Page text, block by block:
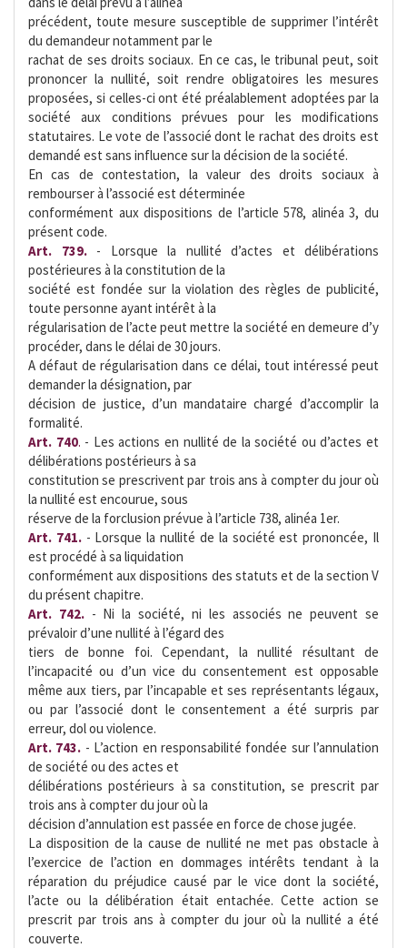
précédent, toute mesure susceptible de supprimer l’intérêt
du demandeur notamment par le
rachat de ses droits sociaux. En ce cas, le tribunal peut, soit
prononcer la nullité, soit rendre obligatoires les mesures
proposées, si celles-ci ont été préalablement adoptées par la
société aux conditions prévues pour les modifications
statutaires. Le vote de l’associé dont le rachat des droits est
demandé est sans influence sur la décision de la société.
En cas de contestation, la valeur des droits sociaux à
rembourser à l’associé est déterminée
conformément aux dispositions de l’article 578, alinéa 3, du
présent code.
Art. 739.- Lorsque la nullité d’actes et délibérations
postérieures à la constitution de la
société est fondée sur la violation des règles de publicité,
toute personne ayant intérêt à la
régularisation de l’acte peut mettre la société en demeure d’y
procéder, dans le délai de 30 jours.
A défaut de régularisation dans ce délai, tout intéressé peut
demander la désignation, par
décision de justice, d’un mandataire chargé d’accomplir la
formalité.
Art. 740. - Les actions en nullité de la société ou d’actes et
délibérations postérieurs à sa
constitution se prescrivent par trois ans à compter du jour où
la nullité est encourue, sous
réserve de la forclusion prévue à l’article 738, alinéa 1er.
Art. 741.- Lorsque la nullité de la société est prononcée, Il
est procédé à sa liquidation
conformément aux dispositions des statuts et de la section V
du présent chapitre.
Art. 742.- Ni la société, ni les associés ne peuvent se
prévaloir d’une nullité à l’égard des
tiers de bonne foi. Cependant, la nullité résultant de
l’incapacité ou d’un vice du consentement est opposable
même aux tiers, par l’incapable et ses représentants légaux,
ou par l’associé dont le consentement a été surpris par
erreur, dol ou violence.
Art. 743. - L’action en responsabilité fondée sur l’annulation
de société ou des actes et
délibérations postérieurs à sa constitution, se prescrit par
trois ans à compter du jour où la
décision d’annulation est passée en force de chose jugée.
La disposition de la cause de nullité ne met pas obstacle à
l’exercice de l’action en dommages intérêts tendant à la
réparation du préjudice causé par le vice dont la société,
l’acte ou la délibération était entachée. Cette action se
prescrit par trois ans à compter du jour où la nullité a été
couverte.